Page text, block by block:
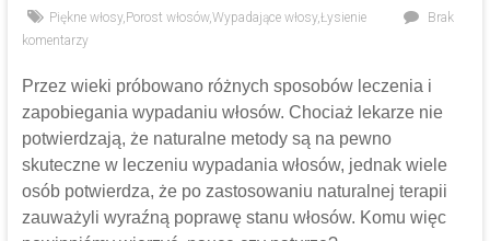
Piękne włosy, Porost włosów,Wypadające włosy,Łysienie
Brak
komentarzy
Przez wieki próbowano różnych sposobów leczenia i
zapobiegania wypadaniu włosów. Chociaż lekarze nie
potwierdzają, że naturalne metody są na pewno
skuteczne w leczeniu wypadania włosów, jednak wiele
osób potwierdza, że po zastosowaniu naturalnej terapii
zauważyli wyraźną poprawę stanu włosów. Komu więc